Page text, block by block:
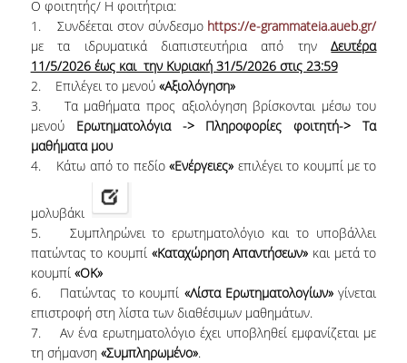
Εσωτερικό Σύστημα Διασφάλισης Ποιότητας
Σκοπός & Πεδίο Εφαρμογής του ΕΣΔΠ
Δομή του ΕΣΔΠ
Εγχειρίδιο Ποιότητας
Πληροφοριακό Σύστημα
Ερευνητικού & Διδακτικού έργου
Διαχείρισης Δεδομένων Ποιότητας
Εσωτερικών Εκθέσεων
Ο φοιτητής/ Η φοιτήτρια:
1. Συνδέεται στον σύνδεσμο https://e-grammateia.aueb.gr/
με τα ιδρυματικά διαπιστευτήρια από τηνΔευτέρα
11/5/2026 έως και την Κυριακή 31/5/2026 στις 23:59
2. Επιλέγει το μενού «Αξιολόγηση»
3. Τα μαθήματα προς αξιολόγηση βρίσκονται μέσω του
μενούΕρωτηματολόγια -> Πληροφορίες φοιτητή-> Τα
μαθήματα μου
4. Κάτω από το πεδίο«Ενέργειες» επιλέγει το κουμπί με το
μολυβάκι
5. Συμπληρώνει το ερωτηματολόγιο και το υποβάλλει
πατώντας το κουμπί «Καταχώρηση Απαντήσεων» και μετά το
κουμπί «ΟΚ»
6. Πατώντας το κουμπί «Λίστα Ερωτηματολογίων»γίνεται
επιστροφή στη λίστα των διαθέσιμων μαθημάτων.
7. Αν ένα ερωτηματολόγιο έχει υποβληθεί εμφανίζεται με
τη σήμανση «Συμπληρωμένο».